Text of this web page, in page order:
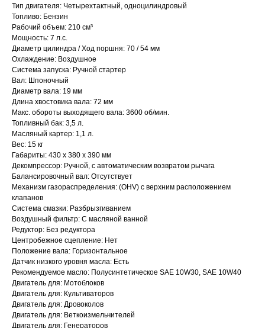
Тип двигателя: Четырехтактный, одноцилиндровый
Топливо: Бензин
Рабочий объем: 210 см³
Мощность: 7 л.с.
Диаметр цилиндра / Ход поршня: 70 / 54 мм
Охлаждение: Воздушное
Система запуска: Ручной стартер
Вал: Шпоночный
Диаметр вала: 19 мм
Длина хвостовика вала: 72 мм
Макс. обороты выходящего вала: 3600 об/мин.
Топливный бак: 3,5 л.
Масляный картер: 1,1 л.
Вес: 15 кг
Габариты: 430 x 380 x 390 мм
Декомпрессор: Ручной, с автоматическим возвратом рычага
Балансировочный вал: Отсутствует
Механизм газораспределения: (OHV) с верхним расположением
клапанов
Система смазки: Разбрызгиванием
Воздушный фильтр: С масляной ванной
Редуктор: Без редуктора
Центробежное сцепление: Нет
Положение вала: Горизонтальное
Датчик низкого уровня масла: Есть
Рекомендуемое масло: Полусинтетическое SAE 10W30, SAE 10W40
Двигатель для: Мотоблоков
Двигатель для: Культиваторов
Двигатель для: Дровоколов
Двигатель для: Веткоизмельчителей
Двигатель для: Генераторов
Отправка
БЕЗ предоплаты
Привезем
БЕСПЛАТНО
Соберем мотоблок